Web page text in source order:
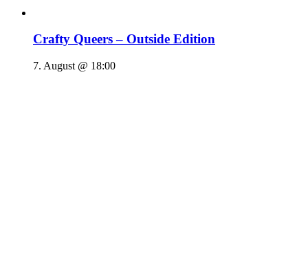
Crafty Queers – Outside Edition
7. August @ 18:00